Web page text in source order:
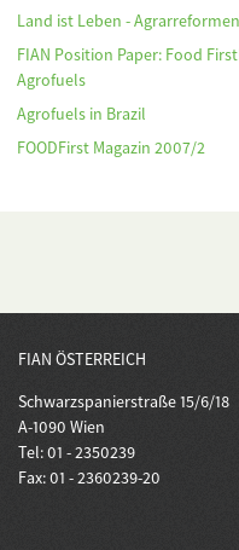
Land ist Leben -
FIAN Position Paper: Food
Agrofuels
Agrofuels in Brazil
FOODFirst Magazin 2007/2
FIAN ÖSTERREICH
Schwarzspanierstraße 15/6/18
A-1090 Wien
Tel: 01 - 2350239
Fax: 01 - 2360239-20